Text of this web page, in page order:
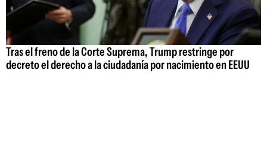
Tras el freno de la Corte Suprema, Trump restringe por
decreto el derecho a la ciudadanía por nacimiento en EEUU